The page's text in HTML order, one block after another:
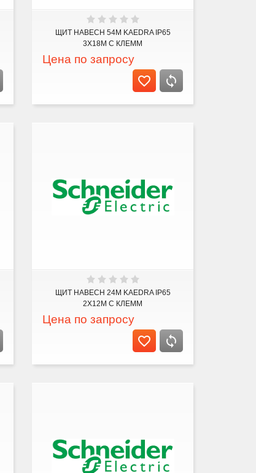
ЩИТ НАВЕСН 54М KAEDRA IP65
3Х18М С КЛЕММ
Цена по запросу
ЩИТ НАВЕСН 24М KAEDRA IP65
2Х12М С КЛЕММ
Цена по запросу